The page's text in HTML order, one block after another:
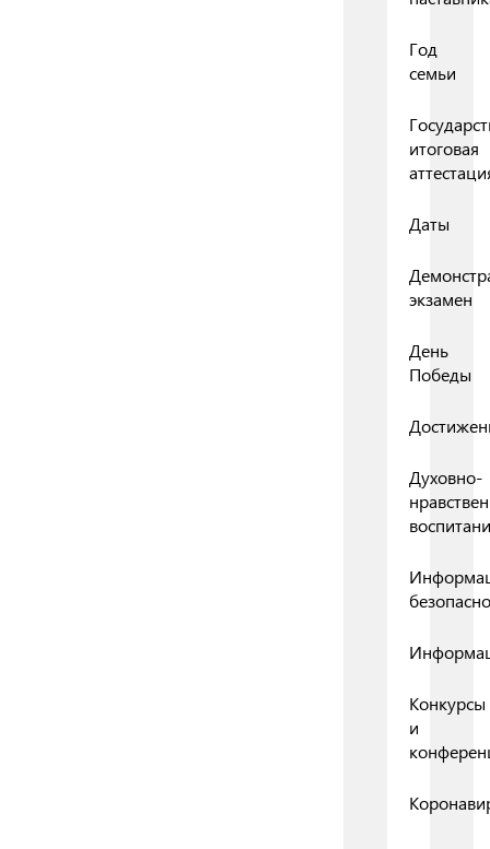
Год
семьи
итоговая
Даты
экзамен
День
Победы
Духовно-
Конкурсы
и